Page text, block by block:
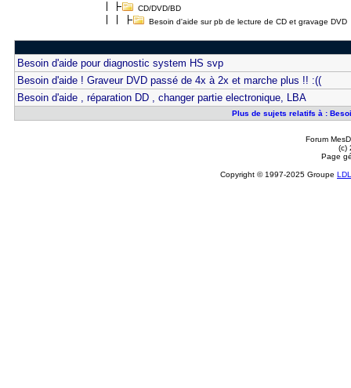
CD/DVD/BD
Besoin d'aide sur pb de lecture de CD et gravage DVD
Besoin d'aide pour diagnostic system HS svp
Besoin d'aide ! Graveur DVD passé de 4x à 2x et marche plus !! :((
Besoin d'aide , réparation DD , changer partie electronique, LBA
Plus de sujets relatifs à :
Forum
(c)
Page
Copyright © 1997-2025 Groupe